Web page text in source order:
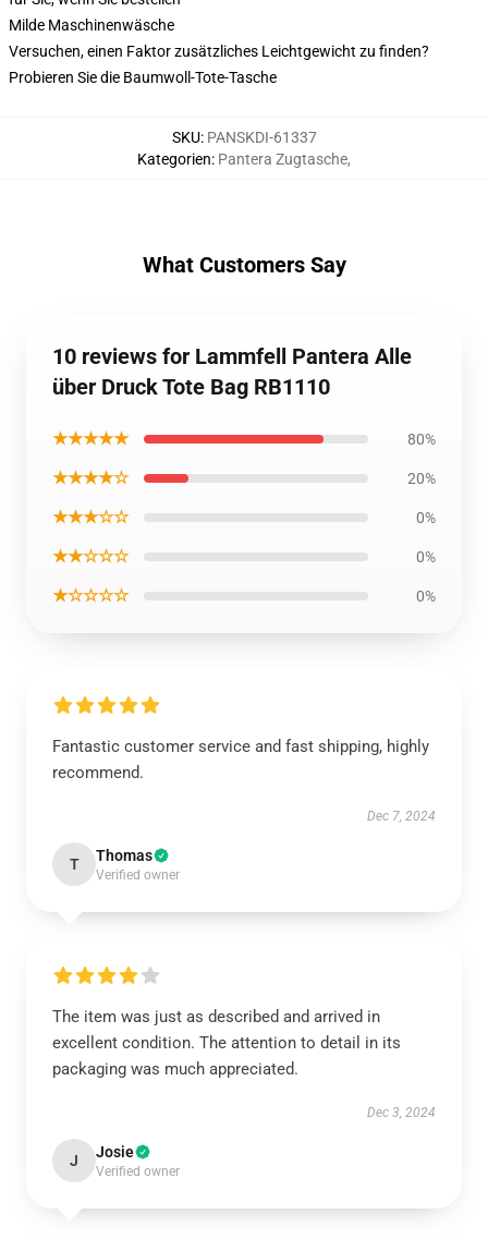
Milde Maschinenwäsche
Versuchen, einen Faktor zusätzliches Leichtgewicht zu finden?
Probieren Sie die Baumwoll-Tote-Tasche
SKU: PANSKDI-61337
Kategorien: Pantera Zugtasche,
What Customers Say
10 reviews for Lammfell Pantera Alle
über Druck Tote Bag RB1110
★★★★★ 80%
★★★★☆ 20%
★★★☆☆ 0%
★★☆☆☆ 0%
★☆☆☆☆ 0%
Fantastic customer service and fast shipping, highly
recommend.
Dec 7, 2024
T Thomas
Verified owner
The item was just as described and arrived in
excellent condition. The attention to detail in its
packaging was much appreciated.
Dec 3, 2024
J Josie
Verified owner